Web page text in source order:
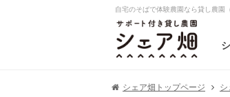
自宅のそばで体験農園なら貸し農園
シェア畑トップページ